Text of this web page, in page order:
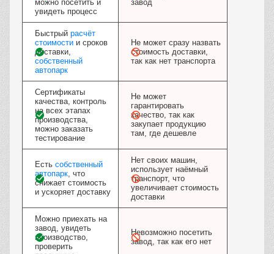
можно посетить и
увидеть процесс
завод
Быстрый расчёт
стоимости и сроков
доставки,
собственный
автопарк
Не может сразу назвать
стоимость доставки,
так как нет транспорта
Сертификаты
качества, контроль
на всех этапах
производства,
можно заказать
тестирование
Не может
гарантировать
качество, так как
закупает продукцию
там, где дешевле
Есть собственный
автопарк, что
снижает стоимость
и ускоряет доставку
Нет своих машин,
использует наёмный
транспорт, что
увеличивает стоимость
доставки
Можно приехать на
завод, увидеть
производство,
проверить
Невозможно посетить
завод, так как его нет